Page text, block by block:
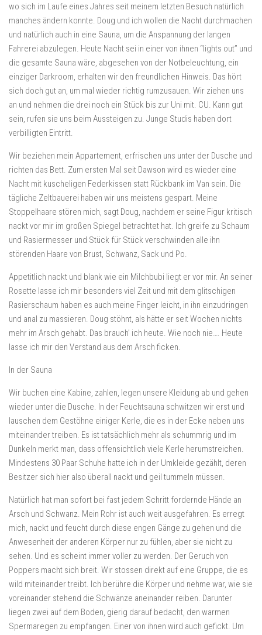
wo sich im Laufe eines Jahres seit meinem letzten Besuch natürlich
manches ändern konnte. Doug und ich wollen die Nacht durchmachen
und natürlich auch in eine Sauna, um die Anspannung der langen
Fahrerei abzulegen. Heute Nacht sei in einer von ihnen “lights out” und
die gesamte Sauna wäre, abgesehen von der Notbeleuchtung, ein
einziger Darkroom, erhalten wir den freundlichen Hinweis. Das hört
sich doch gut an, um mal wieder richtig rumzusauen. Wir ziehen uns
an und nehmen die drei noch ein Stück bis zur Uni mit. CU. Kann gut
sein, rufen sie uns beim Aussteigen zu. Junge Studis haben dort
verbilligten Eintritt.
Wir beziehen mein Appartement, erfrischen uns unter der Dusche und
richten das Bett. Zum ersten Mal seit Dawson wird es wieder eine
Nacht mit kuscheligen Federkissen statt Rückbank im Van sein. Die
tägliche Zeltbauerei haben wir uns meistens gespart. Meine
Stoppelhaare stören mich, sagt Doug, nachdem er seine Figur kritisch
nackt vor mir im großen Spiegel betrachtet hat. Ich greife zu Schaum
und Rasiermesser und Stück für Stück verschwinden alle ihn
störenden Haare von Brust, Schwanz, Sack und Po.
Appetitlich nackt und blank wie ein Milchbubi liegt er vor mir. An seiner
Rosette lasse ich mir besonders viel Zeit und mit dem glitschigen
Rasierschaum haben es auch meine Finger leicht, in ihn einzudringen
und anal zu massieren. Doug stöhnt, als hätte er seit Wochen nichts
mehr im Arsch gehabt. Das brauch’ ich heute. Wie noch nie…. Heute
lasse ich mir den Verstand aus dem Arsch ficken.
In der Sauna
Wir buchen eine Kabine, zahlen, legen unsere Kleidung ab und gehen
wieder unter die Dusche. In der Feuchtsauna schwitzen wir erst und
lauschen dem Gestöhne einiger Kerle, die es in der Ecke neben uns
miteinander treiben. Es ist tatsächlich mehr als schummrig und im
Dunkeln merkt man, dass offensichtlich viele Kerle herumstreichen.
Mindestens 30 Paar Schuhe hatte ich in der Umkleide gezählt, deren
Besitzer sich hier also überall nackt und geil tummeln müssen.
Natürlich hat man sofort bei fast jedem Schritt fordernde Hände an
Arsch und Schwanz. Mein Rohr ist auch weit ausgefahren. Es erregt
mich, nackt und feucht durch diese engen Gänge zu gehen und die
Anwesenheit der anderen Körper nur zu fühlen, aber sie nicht zu
sehen. Und es scheint immer voller zu werden. Der Geruch von
Poppers macht sich breit. Wir stossen direkt auf eine Gruppe, die es
wild miteinander treibt. Ich berühre die Körper und nehme war, wie sie
voreinander stehend die Schwänze aneinander reiben. Darunter
liegen zwei auf dem Boden, gierig darauf bedacht, den warmen
Spermaregen zu empfangen. Einer von ihnen wird auch gefickt. Um